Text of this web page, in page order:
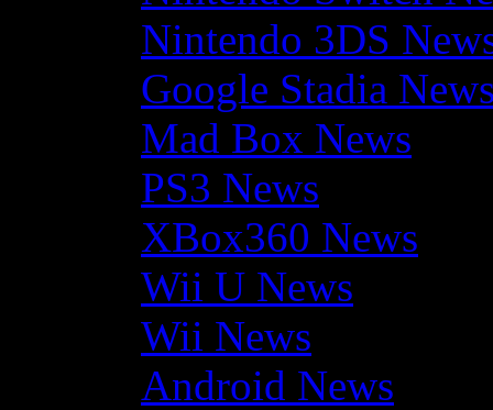
Nintendo 3DS
Google Stadia
Mad Box News
PS3 News
XBox360 News
Wii U News
Wii News
Android News